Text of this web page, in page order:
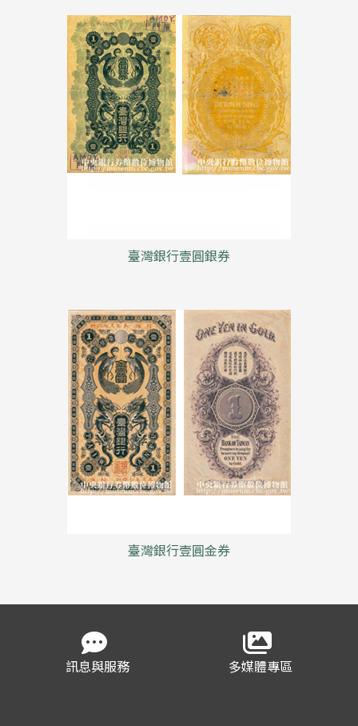
臺灣銀行壹圓銀券
臺灣銀行壹圓金券
訊息與服務 多媒體專區